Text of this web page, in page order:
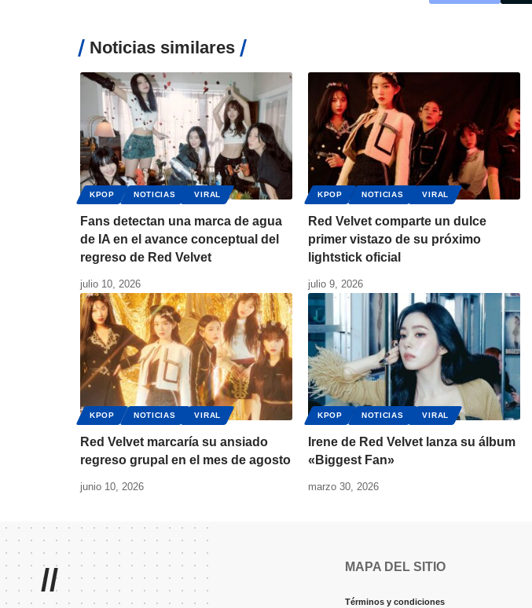
Noticias similares
KPOP NOTICIAS VIRAL
Fans detectan una marca de agua
de IA en el avance conceptual del
regreso de Red Velvet
julio 10, 2026
KPOP NOTICIAS VIRAL
Red Velvet comparte un dulce
primer vistazo de su próximo
lightstick oficial
julio 9, 2026
KPOP NOTICIAS VIRAL
Red Velvet marcaría su ansiado
regreso grupal en el mes de agosto
junio 10, 2026
KPOP NOTICIAS VIRAL
Irene de Red Velvet lanza su álbum
«Biggest Fan»
marzo 30, 2026
// MAPA DEL SITIO
Términos y condiciones